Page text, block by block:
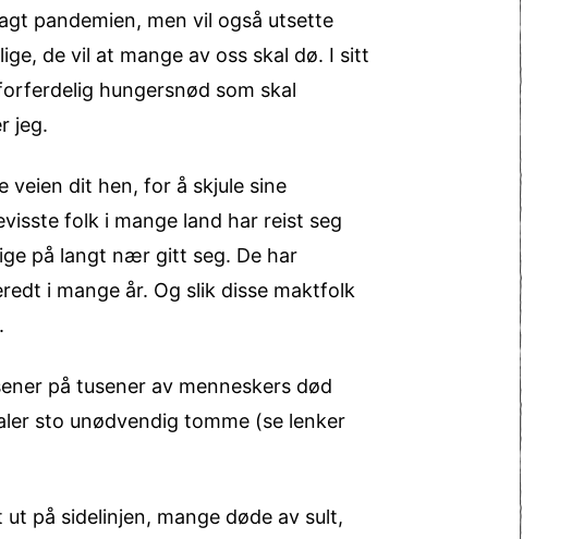
pandemien, men vil også utsette
de vil at mange av oss skal dø. I sitt
hungersnød som skal
jeg.
veien dit hen, for å skjule sine
folk i mange land har reist seg
på langt nær gitt seg. De har
i mange år. Og slik disse maktfolk
på tusener av menneskers død
sto unødvendig tomme (se lenker
på sidelinjen, mange døde av sult,